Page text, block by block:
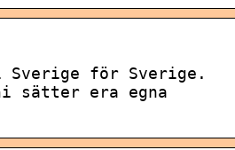
för Sverige.
sätter era egna